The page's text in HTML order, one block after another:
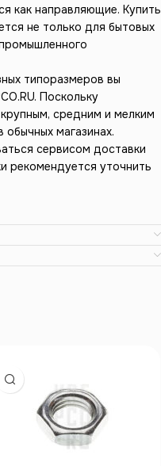
как направляющие. Купить
не только для бытовых
типоразмеров вы
Поскольку
средним и мелким
магазинах.
сервисом доставки
рекомендуется уточнить